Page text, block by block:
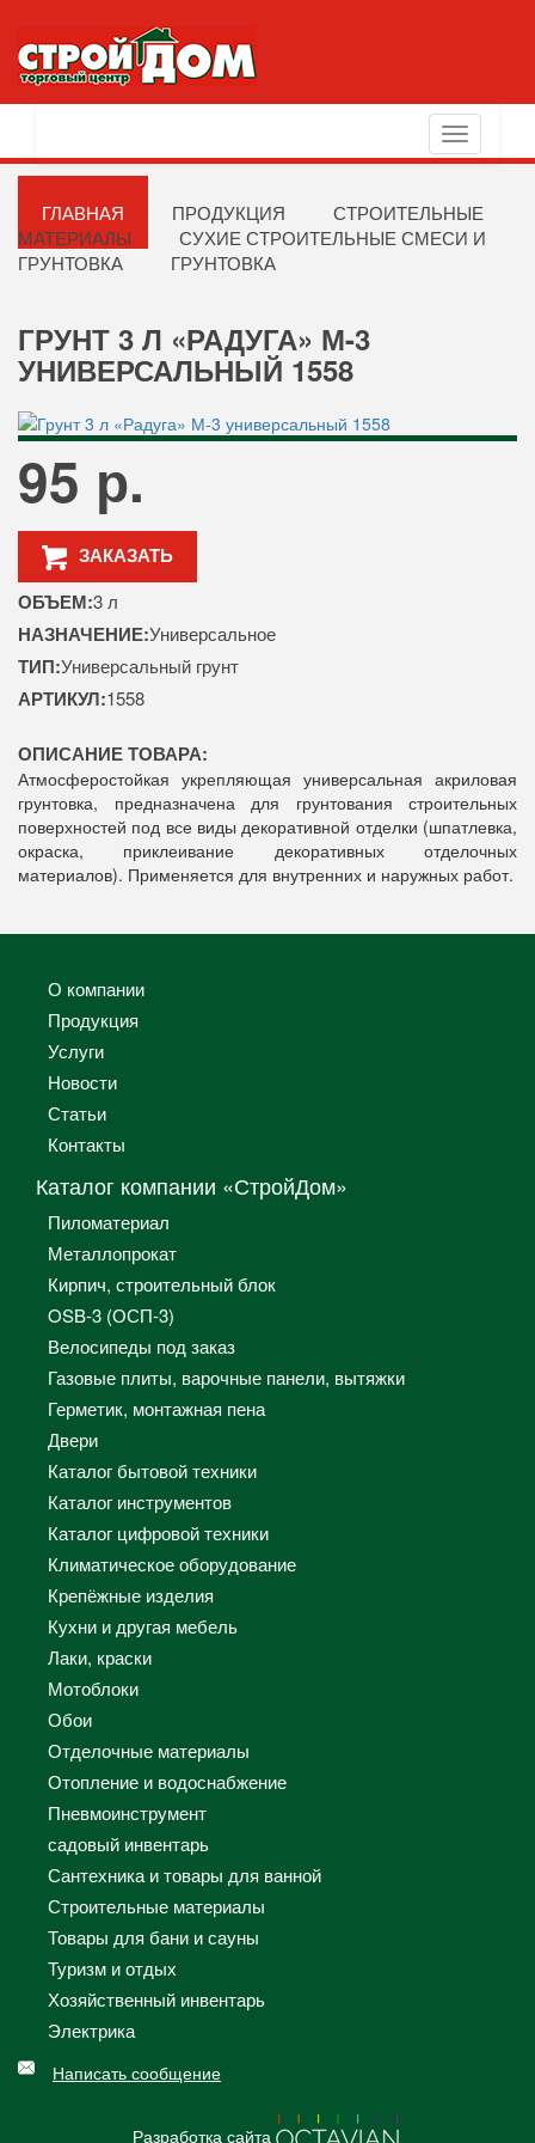
Toggle
navigation
ГЛАВНАЯ ПРОДУКЦИЯ
СТРОИТЕЛЬНЫЕ
МАТЕРИАЛЫ
СУХИЕ СТРОИТЕЛЬНЫЕ СМЕСИ И
ГРУНТОВКА
ГРУНТОВКА
ГРУНТ 3 Л «РАДУГА» М-3
УНИВЕРСАЛЬНЫЙ 1558
95 р.
ЗАКАЗАТЬ
ОБЪЕМ:3 л
НАЗНАЧЕНИЕ:Универсальное
ТИП:Универсальный грунт
АРТИКУЛ:1558
ОПИСАНИЕ ТОВАРА:
Атмосферостойкая укрепляющая универсальная акриловая
грунтовка, предназначена для грунтования строительных
поверхностей под все виды декоративной отделки (шпатлевка,
окраска, приклеивание декоративных отделочных
материалов). Применяется для внутренних и наружных работ.
О компании
Продукция
Услуги
Новости
Статьи
Контакты
Каталог компании «СтройДом»
Пиломатериал
Металлопрокат
Кирпич, строительный блок
OSB-3 (ОСП-3)
Велосипеды под заказ
Газовые плиты, варочные панели, вытяжки
Герметик, монтажная пена
Двери
Каталог бытовой техники
Каталог инструментов
Каталог цифровой техники
Климатическое оборудование
Крепёжные изделия
Кухни и другая мебель
Лаки, краски
Мотоблоки
Обои
Отделочные материалы
Отопление и водоснабжение
Пневмоинструмент
садовый инвентарь
Сантехника и товары для ванной
Строительные материалы
Товары для бани и сауны
Туризм и отдых
Хозяйственный инвентарь
Электрика
Написать сообщение
Разработка сайта